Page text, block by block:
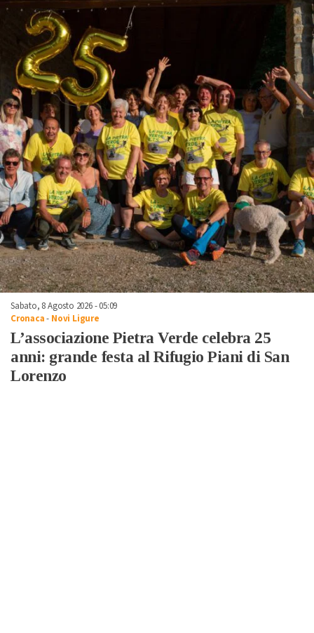
Sabato, 8 Agosto 2026 - 05:09
Cronaca- Novi Ligure
L’associazione Pietra Verde celebra 25
anni: grande festa al Rifugio Piani di San
Lorenzo